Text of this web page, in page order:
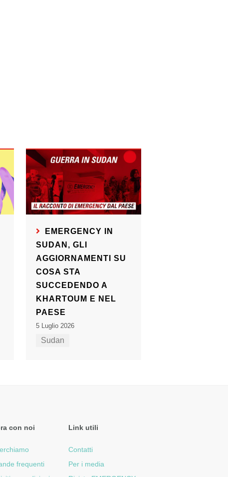
EMERGENCY IN
SUDAN, GLI
AGGIORNAMENTI SU
COSA STA
SUCCEDENDO A
KHARTOUM E NEL
PAESE
5 Luglio 2026
Sudan
con noi
frequenti
Link utili
Contatti
Per i media